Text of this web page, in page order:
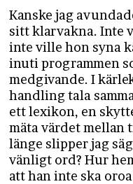
Kanske jag
sitt klarvakna. Inte
inte ville hon syna
inuti programmen
medgivande. I
handling tala
ett lexikon, en
mäta värdet mellan
länge slipper jag
vänligt ord? Hur
att han inte ska